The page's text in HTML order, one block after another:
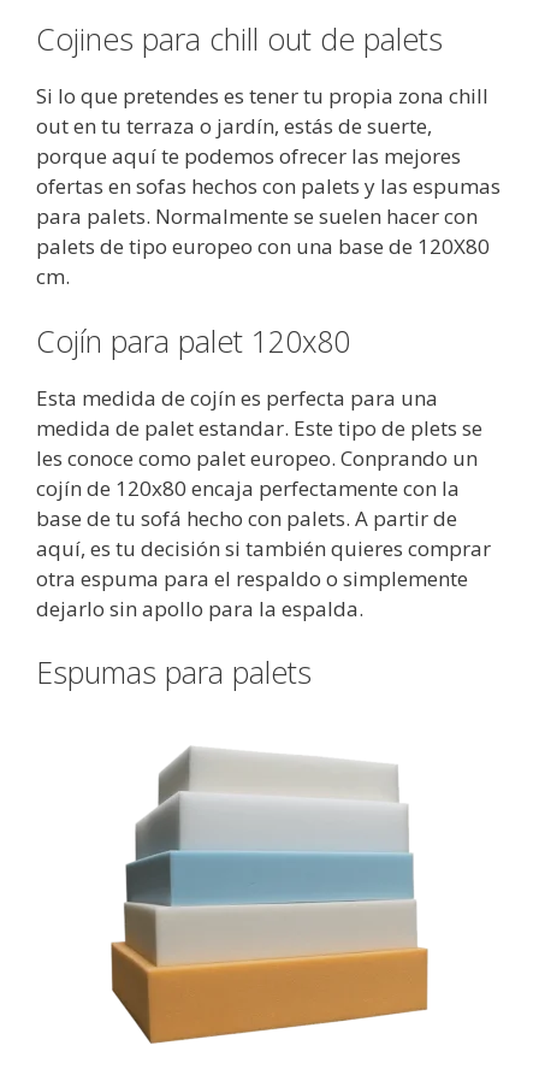
Cojines para chill out de palets
Si lo que pretendes es tener tu propia zona chill
out en tu terraza o jardín, estás de suerte,
porque aquí te podemos ofrecer las mejores
ofertas en sofas hechos con palets y las espumas
para palets. Normalmente se suelen hacer con
palets de tipo europeo con una base de 120X80
cm.
Cojín para palet 120x80
Esta medida de cojín es perfecta para una
medida de palet estandar. Este tipo de plets se
les conoce como palet europeo. Conprando un
cojín de 120x80 encaja perfectamente con la
base de tu sofá hecho con palets. A partir de
aquí, es tu decisión si también quieres comprar
otra espuma para el respaldo o simplemente
dejarlo sin apollo para la espalda.
Espumas para palets